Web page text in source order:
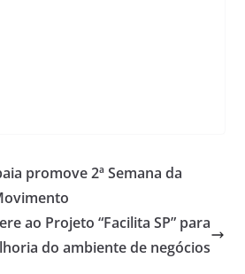
promove 2ª Semana da
ao Projeto “Facilita SP” para
do ambiente de negócios